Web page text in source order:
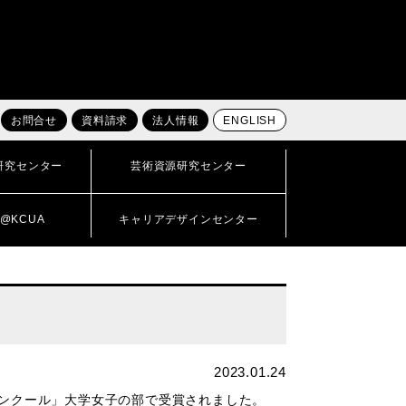
お問合せ 資料請求 法人情報 ENGLISH
究センター 芸術資源研究センター
キャリアデザインセンター
2023.01.24
ール」大学女子の部で受賞されました。